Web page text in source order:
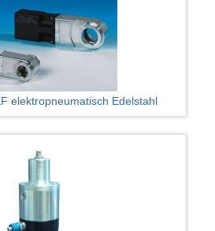
elektropneumatisch Edelstahl